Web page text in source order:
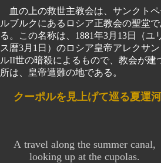
血の上の救世主教会は、サンクト
ルブルクにあるロシア正教会の聖堂
る。この名称は、1881年3月13日（ユ
ス暦3月1日）のロシア皇帝アレクサ
ルII世の暗殺によるもので、教会が建
所は、皇帝遭難の地である。
クーポルを見上げて巡る夏運河
A travel along the summer canal,
looking up at the cupolas.